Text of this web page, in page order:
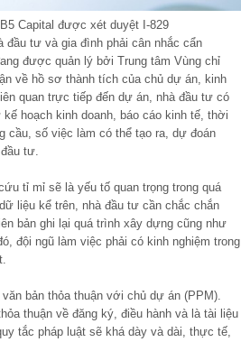
Capital được xét duyệt I-829
đầu tư và gia đình phải cân nhắc cẩn
được quản lý bởi Trung tâm Vùng chỉ
về hồ sơ thành tích của chủ dự án, kinh
quan trực tiếp đến dự án, nhà đầu tư có
hoạch kinh doanh, báo cáo kinh tế, thời
cầu, số việc làm có thể tạo ra, dự đoán
tư.
tỉ mỉ sẽ là yếu tố quan trọng trong quá
liệu kể trên, nhà đầu tư cần chắc chắn
bản ghi lại quá trình xây dựng cũng như
đội ngũ làm việc phải có kinh nghiệm trong
bản thỏa thuận với chủ dự án (PPM).
thuận về đăng ký, điều hành và là tài liệu
tắc pháp luật sẽ khá dày và dài, thực tế,